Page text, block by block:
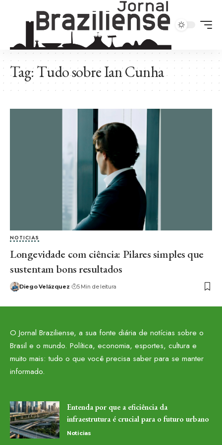
Tag:Tudo sobre Ian Cunha
NOTICIAS
Longevidade com ciência: Pilares simples que
sustentam bons resultados
Diego Velázquez 5 Min de leitura
O Jornal Braziliense, a sua fonte diária de notícias sobre o
Brasil e o mundo. Política, economia, esportes, cultura e
muito mais: tudo o que você precisa saber para se manter
informado.
Entenda por que a eficiência da
infraestrutura é crucial para o futuro urbano
Noticias